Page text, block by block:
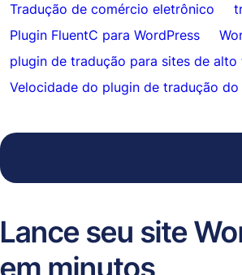
Tradução de comércio eletrônico
Plugin FluentC para WordPress
plugin de tradução para sites de alto
Velocidade do plugin de tradução do
Lance seu site
em minutos